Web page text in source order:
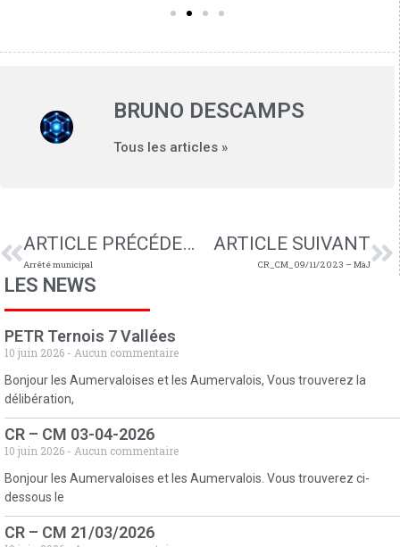
BRUNO DESCAMPS
Tous les articles »
ARTICLE PRÉCÉDENT
Arrêté municipal
ARTICLE SUIVANT
CR_CM_09/11/2023 – MàJ
LES NEWS
PETR Ternois 7 Vallées
10 juin 2026
Aucun commentaire
Bonjour les Aumervaloises et les Aumervalois, Vous trouverez la
délibération,
CR – CM 03-04-2026
10 juin 2026
Aucun commentaire
Bonjour les Aumervaloises et les Aumervalois. Vous trouverez ci-
dessous le
CR – CM 21/03/2026